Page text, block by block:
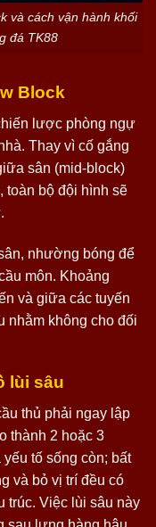
và cách vận hành khối
đá TK88
Block
lược phòng ngự
Thay vì cố gắng
sân (mid-block)
toàn bộ đội hình sẽ
nhường bóng để
môn. Khoảng
và giữa các tuyến
nhằm không cho đối
lùi sâu
thủ phải ngay lập
thành 2 hoặc 3
tố sống còn; bất
và bỏ vị trí đều có
trúc. Việc lùi sâu này